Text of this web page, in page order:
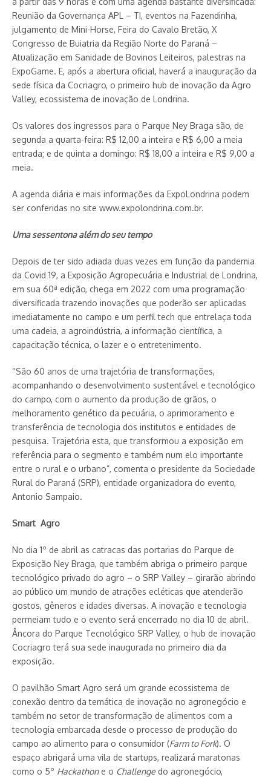
Reunião da Governança APL – TI, eventos na Fazendinha,
julgamento de Mini-Horse, Feira do Cavalo Bretão, X
Congresso de Buiatria da Região Norte do Paraná –
Atualização em Sanidade de Bovinos Leiteiros, palestras na
ExpoGame. E, após a abertura oficial, haverá a inauguração da
sede física da Cocriagro, o primeiro hub de inovação da Agro
Valley, ecossistema de inovação de Londrina.
Os valores dos ingressos para o Parque Ney Braga são, de
segunda a quarta-feira: R$ 12,00 a inteira e R$ 6,00 a meia
entrada; e de quinta a domingo: R$ 18,00 a inteira e R$ 9,00 a
meia.
A agenda diária e mais informações da ExpoLondrina podem
ser conferidas no site www.expolondrina.com.br.
Uma sessentona além do seu tempo
Depois de ter sido adiada duas vezes em função da pandemia
da Covid 19, a Exposição Agropecuária e Industrial de Londrina,
em sua 60ª edição, chega em 2022 com uma programação
diversificada trazendo inovações que poderão ser aplicadas
imediatamente no campo e um perfil tech que entrelaça toda
uma cadeia, a agroindústria, a informação científica, a
capacitação técnica, o lazer e o entretenimento.
“São 60 anos de uma trajetória de transformações,
acompanhando o desenvolvimento sustentável e tecnológico
do campo, com o aumento da produção de grãos, o
melhoramento genético da pecuária, o aprimoramento e
transferência de tecnologia dos institutos e entidades de
pesquisa. Trajetória esta, que transformou a exposição em
referência para o segmento e também num elo importante
entre o rural e o urbano”, comenta o presidente da Sociedade
Rural do Paraná (SRP), entidade organizadora do evento,
Antonio Sampaio.
Smart Agro
No dia 1º de abril as catracas das portarias do Parque de
Exposição Ney Braga, que também abriga o primeiro parque
tecnológico privado do agro – o SRP Valley – girarão abrindo
ao público um mundo de atrações ecléticas que atenderão
gostos, gêneros e idades diversas. A inovação e tecnologia
permeiam tudo e o evento será encerrado no dia 10 de abril.
Âncora do Parque Tecnológico SRP Valley, o hub de inovação
Cocriagro terá sua sede inaugurada no primeiro dia da
exposição.
O pavilhão Smart Agro será um grande ecossistema de
conexão dentro da temática de inovação no agronegócio e
também no setor de transformação de alimentos com a
tecnologia embarcada desde o processo de produção do
campo ao alimento para o consumidor (Farm to Fork). O
espaço abrigará uma vila de startups, realizará maratonas
como o 5º Hackathone o Challenge do agronegócio,